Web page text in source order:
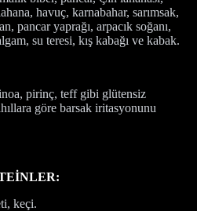
havuç, karnabahar, sarımsak,
pancar yaprağı, arpacık soğanı,
su teresi, kış kabağı ve kabak.
pirinç, teff gibi glütensiz
göre barsak iritasyonunu
keçi.